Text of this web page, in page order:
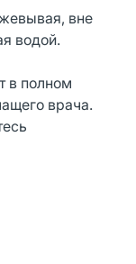
вне
водой.
в полном
врача.